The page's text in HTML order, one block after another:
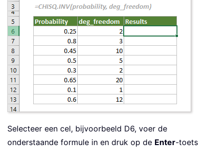
Selecteer een cel, bijvoorbeeld D6, voer de
onderstaande formule in en druk op de Enter-toets